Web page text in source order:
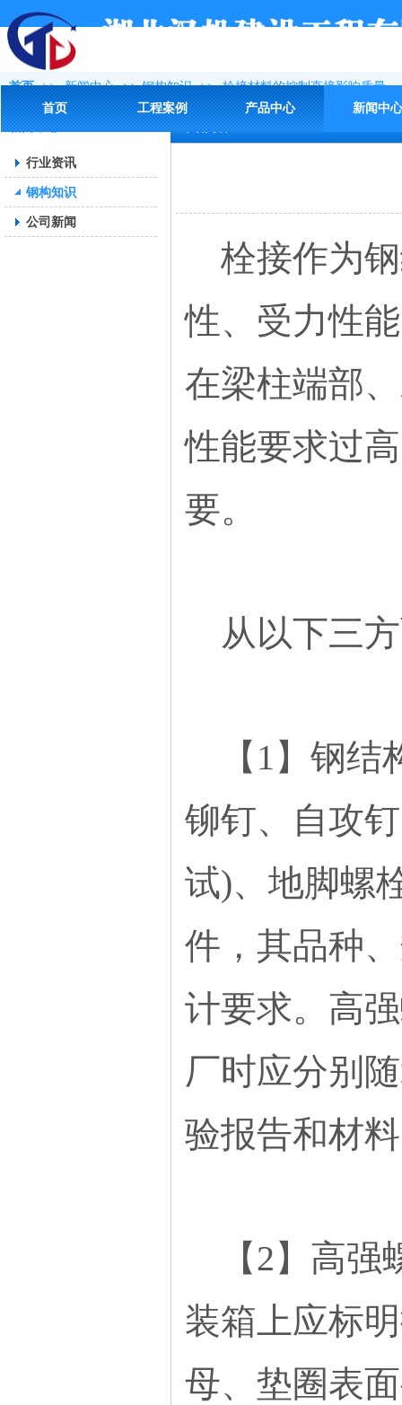
首页 工程案例 产品中心 新闻中心
首页 >> 新闻中心 >> 钢构知识 >> 栓接材料的控制直接影响质量
新闻中心
行业资讯
钢构知识
公司新闻
详细内容
栓接作为钢
性、受力性
在梁柱端部
性能要求过
要。
从以下三方
【1】钢结
铆钉、自攻
试)、地脚螺
件，其品种
计要求。高
厂时应分别
验报告和材
【2】高强
装箱上应标
母、垫圈表